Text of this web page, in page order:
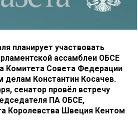
планирует участвовать
ассамблеи ОБСЕ
Комитета Совета Федерации
Константин Косачев.
сенатор провёл встречу
ПА ОБСЕ,
Королевства Швеция Кентом